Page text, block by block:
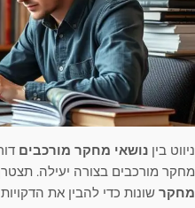
ניווט בין נושאי מחקר מורכבים
מחקר מורכבים בצורה יעילה.
מחקר שונות כדי להבין את